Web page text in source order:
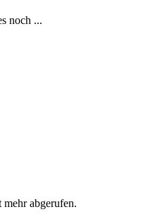
noch ...
mehr abgerufen.